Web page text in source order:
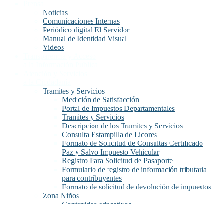
Noticias
Comunicaciones Internas
Periódico digital El Servidor
Manual de Identidad Visual
Videos
Tramites y Servicios
Medición de Satisfacción
Portal de Impuestos Departamentales
Tramites y Servicios
Descripcion de los Tramites y Servicios
Consulta Estampilla de Licores
Formato de Solicitud de Consultas Certificado
Paz y Salvo Impuesto Vehicular
Registro Para Solicitud de Pasaporte
Formulario de registro de información tributaria
para contribuyentes
Formato de solicitud de devolución de impuestos
Zona Niños